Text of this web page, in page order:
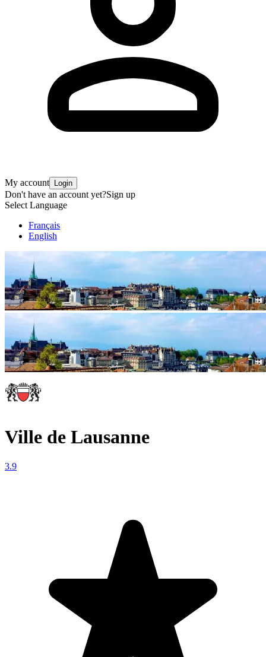
My account Login
Don't have an account yet?Sign up
Select Language
Français
English
Ville de Lausanne
3.9